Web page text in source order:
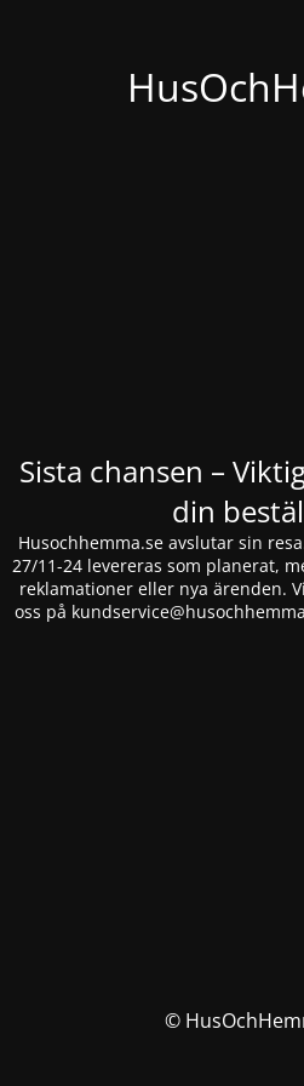
Sista chansen –
din
Husochhemma.se avslutar sin
27/11-24 levereras som planerat,
reklamationer eller nya ärenden.
oss på
©